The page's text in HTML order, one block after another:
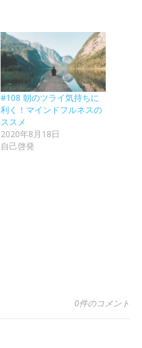
#108 朝のツライ気持ちに
利く！マインドフルネスの
ススメ
2020年8月18日
自己啓発
0件のコメント